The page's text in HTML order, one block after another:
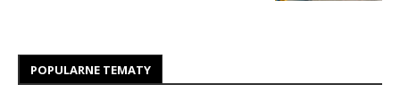
POPULARNE TEMATY